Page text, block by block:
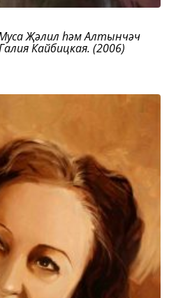
Җәлил һәм Алтынчәч
Кайбицкая. (2006)